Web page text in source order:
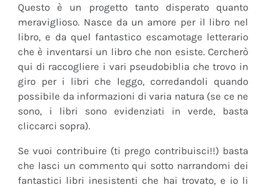
Questo è un progetto tanto disperato quanto
meraviglioso. Nasce da un amore per il libro nel
libro, e da quel fantastico escamotage letterario
che è inventarsi un libro che non esiste. Cercherò
qui di raccogliere i vari pseudobiblia che trovo in
giro per i libri che leggo, corredandoli quando
possibile da informazioni di varia natura (se ce ne
sono, i libri sono evidenziati in verde, basta
cliccarci sopra).
Se vuoi contribuire (ti prego contribuisci!!) basta
che lasci un commento qui sotto narrandomi dei
fantastici libri inesistenti che hai trovato, e io li